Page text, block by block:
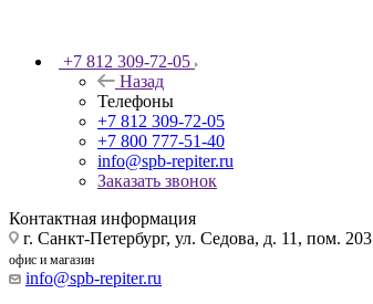
+7 812 309-72-05
Назад
Телефоны
+7 812 309-72-05
+7 800 777-51-40
info@spb-repiter.ru
Заказать звонок
Контактная информация
г. Санкт-Петербург, ул. Седова, д. 11, пом. 203
офис и магазин
info@spb-repiter.ru